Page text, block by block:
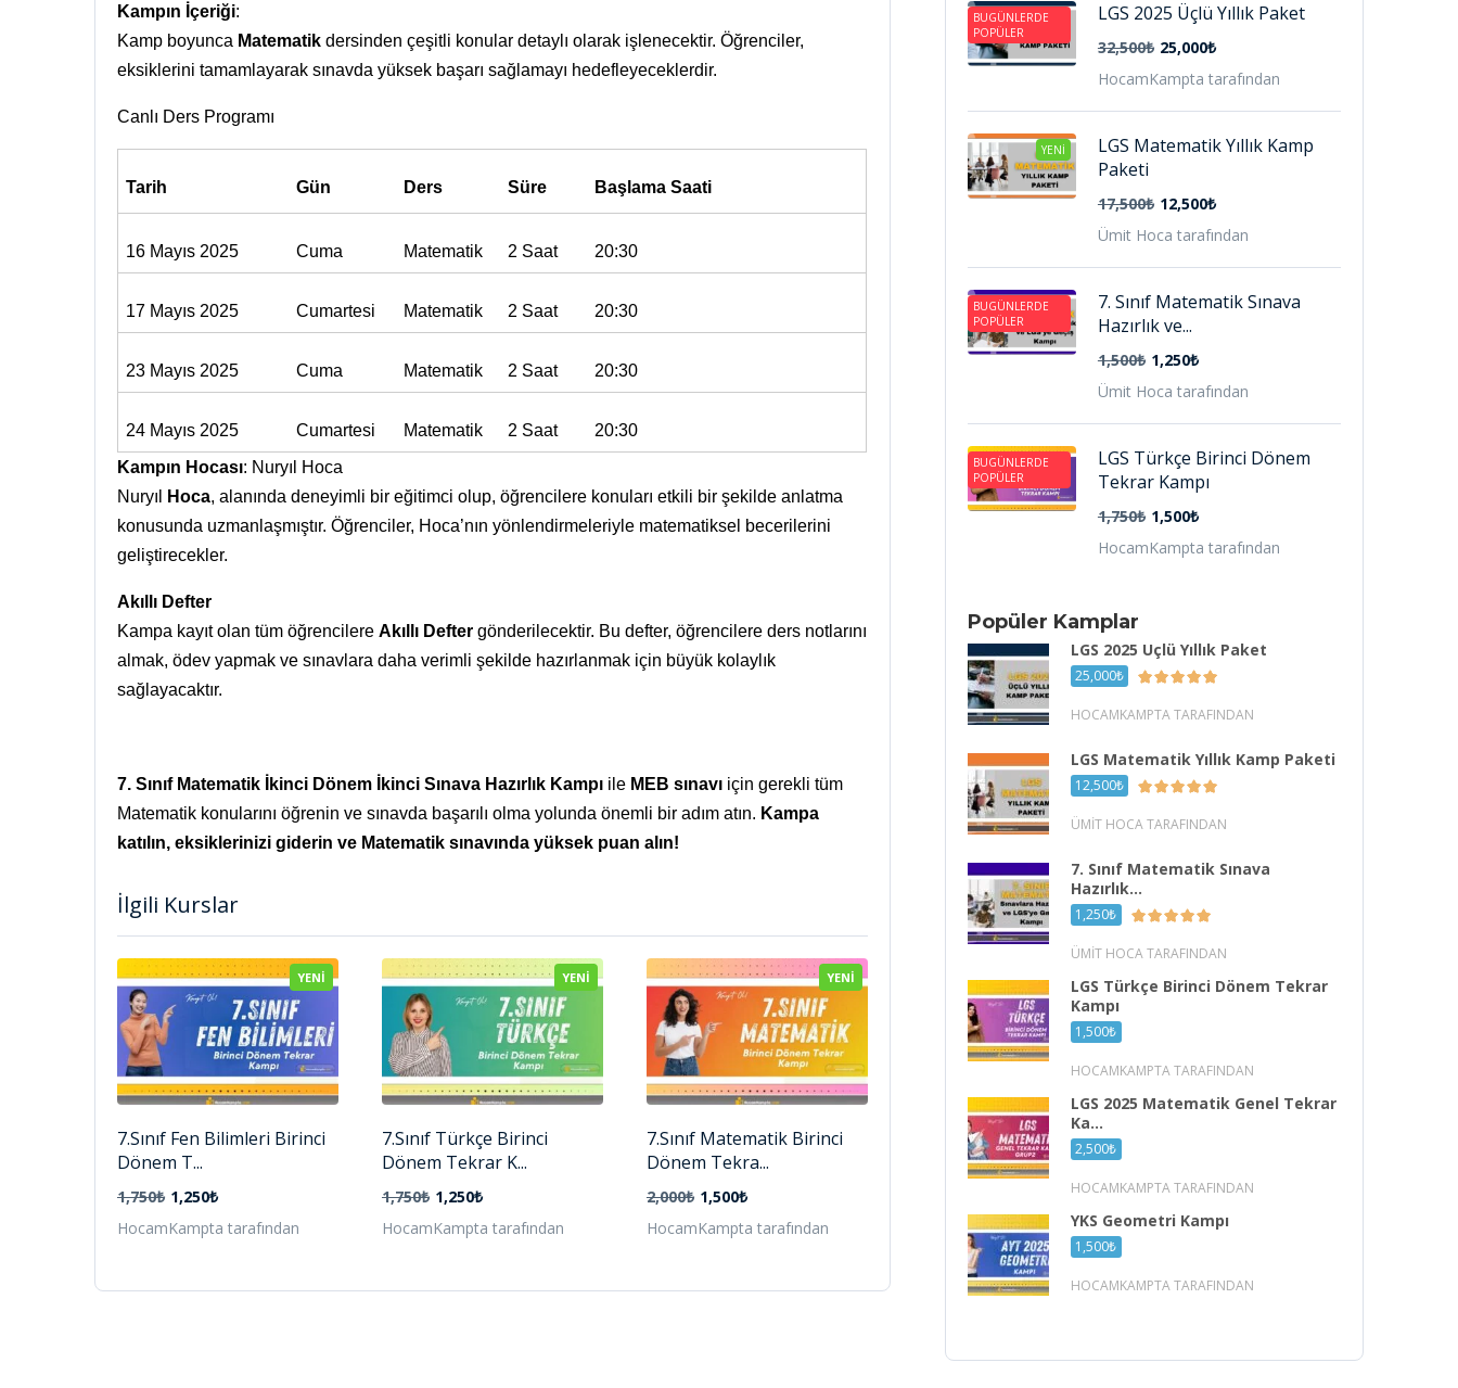
Kampın İçeriği:
Kamp boyunca Matematik dersinden çeşitli konular detaylı olarak işlenecektir. Öğrenciler,
eksiklerini tamamlayarak sınavda yüksek başarı sağlamayı hedefleyeceklerdir.
Canlı Ders Programı
Tarih Gün Ders Süre Başlama Saati
16 Mayıs 2025 Cuma Matematik 2 Saat 20:30
17 Mayıs 2025 Cumartesi Matematik 2 Saat 20:30
23 Mayıs 2025 Cuma Matematik 2 Saat 20:30
24 Mayıs 2025 Cumartesi Matematik 2 Saat
20:30
Kampın Hocası: Nuryıl Hoca
Nuryıl
Hoca, alanında deneyimli bir eğitimci olup, öğrencilere konuları etkili bir şekilde anlatma
konusunda uzmanlaşmıştır. Öğrenciler, Hoca’nın yönlendirmeleriyle matematiksel becerilerini
geliştirecekler.
Akıllı Defter
Kampa kayıt olan tüm öğrencilere Akıllı Defter gönderilecektir. Bu defter, öğrencilere ders notlarını
almak, ödev yapmak ve sınavlara daha verimli şekilde hazırlanmak için büyük kolaylık
sağlayacaktır.
7. Sınıf Matematik İkinci Dönem İkinci Sınava Hazırlık Kampı ile MEB sınavı için gerekli tüm
Matematik konularını öğrenin ve sınavda başarılı olma yolunda önemli bir adım atın. Kampa
katılın, eksiklerinizi giderin ve Matematik sınavında yüksek puan alın!
İlgili Kurslar
YENI
7.Sınıf Fen Bilimleri Birinci
Dönem T...
1,750₺ 1,250₺
HocamKampta tarafından
YENI
7.Sınıf Türkçe Birinci
Dönem Tekrar K...
1,750₺ 1,250₺
HocamKampta tarafından
YENI
7.Sınıf Matematik Birinci
Dönem Tekra...
2,000₺ 1,500₺
HocamKampta tarafından
BUGÜNLERDE
POPÜLER
LGS 2025 Üçlü Yıllık Paket
32,500₺ 25,000₺
HocamKampta tarafından
YENI
LGS Matematik Yıllık Kamp
Paketi
17,500₺ 12,500₺
Ümit Hoca tarafından
BUGÜNLERDE
POPÜLER
7. Sınıf Matematik Sınava
Hazırlık ve...
1,500₺ 1,250₺
Ümit Hoca tarafından
BUGÜNLERDE
POPÜLER
LGS Türkçe Birinci Dönem
Tekrar Kampı
1,750₺ 1,500₺
HocamKampta tarafından
Popüler Kamplar
LGS 2025 Üçlü Yıllık Paket
25,000₺
HOCAMKAMPTA TARAFINDAN
LGS Matematik Yıllık Kamp Paketi
12,500₺
ÜMIT HOCA TARAFINDAN
7. Sınıf Matematik Sınava
Hazırlık...
1,250₺
ÜMIT HOCA TARAFINDAN
LGS Türkçe Birinci Dönem Tekrar
Kampı
1,500₺
HOCAMKAMPTA TARAFINDAN
LGS 2025 Matematik Genel Tekrar
Ka...
2,500₺
HOCAMKAMPTA TARAFINDAN
YKS Geometri Kampı
1,500₺
HOCAMKAMPTA TARAFINDAN